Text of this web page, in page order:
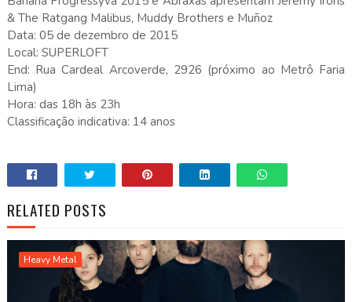
& The Ratgang Malibus, Muddy Brothers e Muñoz
Data: 05 de dezembro de 2015
Local: SUPERLOFT
End: Rua Cardeal Arcoverde, 2926 (próximo ao Metrô Faria
Lima)
Hora: das 18h às 23h
Classificação indicativa: 14 anos
RELATED POSTS
Heavy Metal